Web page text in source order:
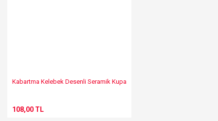
Kabartma Kelebek Desenli Seramik Kupa
108,00 TL